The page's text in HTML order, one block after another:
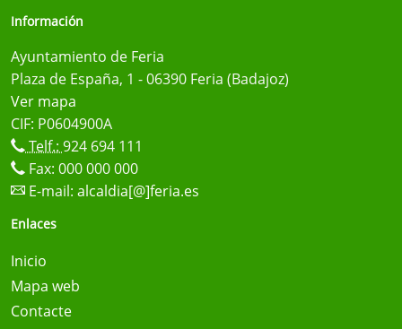
Información
Ayuntamiento de Feria
Plaza de España, 1 - 06390 Feria (Badajoz)
Ver mapa
CIF: P0604900A
Telf.: 924 694 111
Fax: 000 000 000
E-mail: alcaldia[@]feria.es
Enlaces
Inicio
Mapa web
Contacte